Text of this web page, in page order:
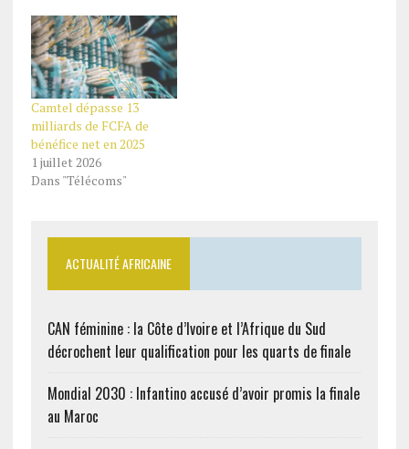
Camtel dépasse 13
milliards de FCFA de
bénéfice net en 2025
1 juillet 2026
Dans "Télécoms"
ACTUALITÉ AFRICAINE
CAN féminine : la Côte d’Ivoire et l’Afrique du Sud
décrochent leur qualification pour les quarts de finale
Mondial 2030 : Infantino accusé d’avoir promis la finale
au Maroc